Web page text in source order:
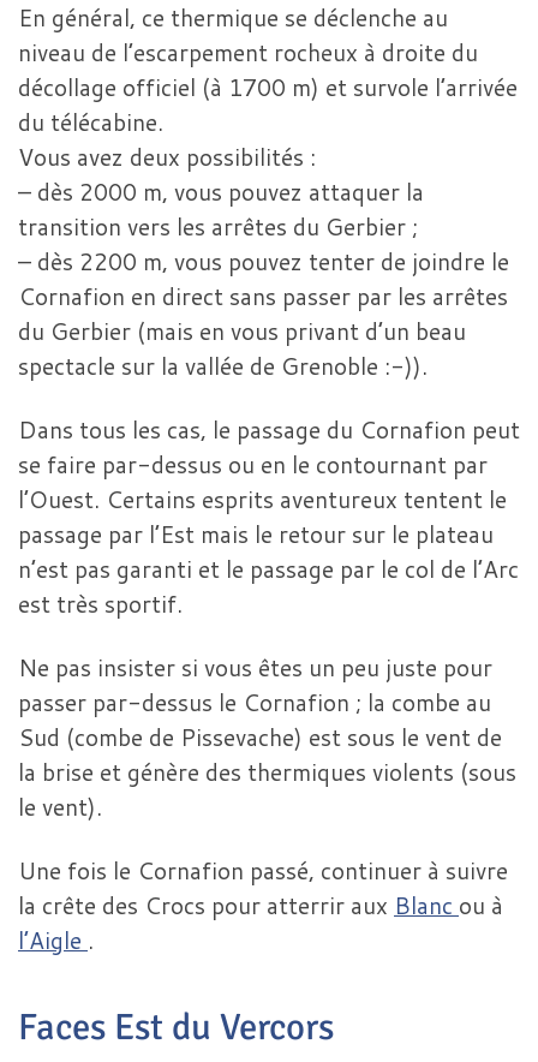
En général, ce thermique se déclenche au
niveau de l’escarpement rocheux à droite du
décollage officiel (à 1700 m) et survole l’arrivée
du télécabine.
Vous avez deux possibilités :
– dès 2000 m, vous pouvez attaquer la
transition vers les arrêtes du Gerbier ;
– dès 2200 m, vous pouvez tenter de joindre le
Cornafion en direct sans passer par les arrêtes
du Gerbier (mais en vous privant d’un beau
spectacle sur la vallée de Grenoble :-)).
Dans tous les cas, le passage du Cornafion peut
se faire par-dessus ou en le contournant par
l’Ouest. Certains esprits aventureux tentent le
passage par l’Est mais le retour sur le plateau
n’est pas garanti et le passage par le col de l’Arc
est très sportif.
Ne pas insister si vous êtes un peu juste pour
passer par-dessus le Cornafion ; la combe au
Sud (combe de Pissevache) est sous le vent de
la brise et génère des thermiques violents (sous
le vent).
Une fois le Cornafion passé, continuer à suivre
la crête des Crocs pour atterrir aux Blanc ou à
l’Aigle .
Faces Est du Vercors